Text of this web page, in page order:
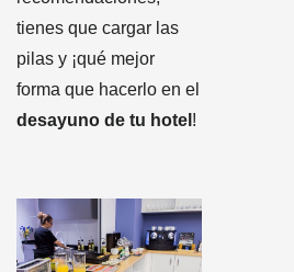
tienes que cargar las
pilas y ¡qué mejor
forma que hacerlo en el
desayuno de tu hotel !